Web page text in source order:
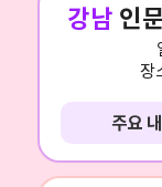
강남 인
장
주요